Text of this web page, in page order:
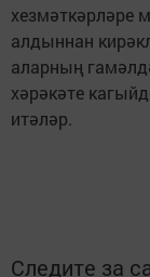
хезмәткәрләре
алдыннан
аларның
хәрәкәте
итәләр.
Следите за